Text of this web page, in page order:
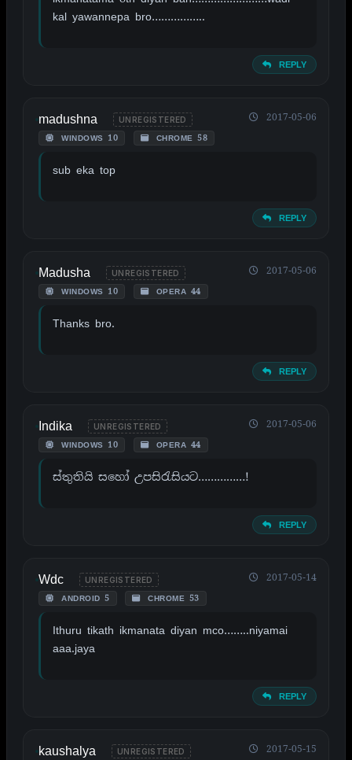
kal yawannepa bro……………..
REPLY
madushna UNREGISTERED
WINDOWS 10 CHROME 58
2017-05-06
sub eka top
REPLY
Madusha UNREGISTERED
WINDOWS 10 OPERA 44
2017-05-06
Thanks bro.
REPLY
Indika UNREGISTERED
WINDOWS 10 OPERA 44
2017-05-06
ස්තුතියි සහෝ උපසිරැසියට……………!
REPLY
Wdc UNREGISTERED
ANDROID 5 CHROME 53
2017-05-14
Ithuru tikath ikmanata diyan mco……..niyamai
aaa.jaya
REPLY
kaushalya UNREGISTERED 2017-05-15